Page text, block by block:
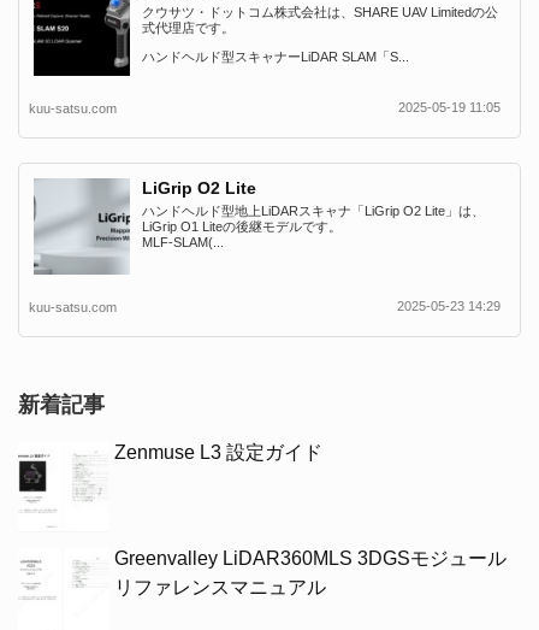
クウサツ・ドットコム株式会社は、SHARE UAV Limitedの公
式代理店です。
ハンドヘルド型スキャナーLiDAR SLAM「S...
kuu-satsu.com 2025-05-19 11:05
LiGrip O2 Lite
ハンドヘルド型地上LiDARスキャナ「LiGrip O2 Lite」は、
LiGrip O1 Liteの後継モデルです。
MLF-SLAM(...
kuu-satsu.com 2025-05-23 14:29
新着記事
Zenmuse L3 設定ガイド
Greenvalley LiDAR360MLS 3DGSモジュール
リファレンスマニュアル